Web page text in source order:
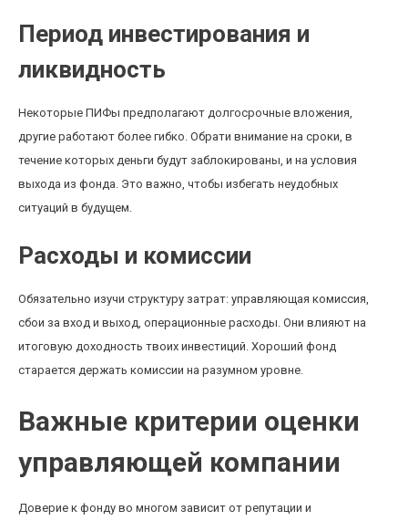
Период инвестирования и
ликвидность
Некоторые ПИФы предполагают долгосрочные вложения,
другие работают более гибко. Обрати внимание на сроки, в
течение которых деньги будут заблокированы, и на условия
выхода из фонда. Это важно, чтобы избегать неудобных
ситуаций в будущем.
Расходы и комиссии
Обязательно изучи структуру затрат: управляющая комиссия,
сбои за вход и выход, операционные расходы. Они влияют на
итоговую доходность твоих инвестиций. Хороший фонд
старается держать комиссии на разумном уровне.
Важные критерии оценки
управляющей компании
Доверие к фонду во многом зависит от репутации и